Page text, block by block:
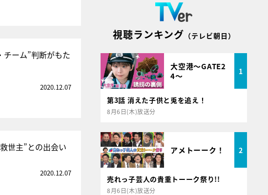
ーム”判断がもた
2020.12.07
世主”との出会い
2020.12.07
視聴ランキング （テレビ朝日）
大空港～GATE2
4～
1
第3話 消えた子供と兎を追え！
8月6日(木)放送分
アメトーーク！ 2
売れっ子芸人の貴重トーーク祭り!!
8月6日(木)放送分